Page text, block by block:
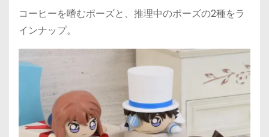
コーヒーを嗜むポーズと、推理中のポーズの2種をラ
インナップ。